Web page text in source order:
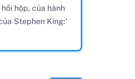
hộp, của hành
Stephen King:'